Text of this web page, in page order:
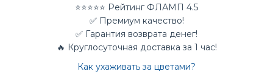
⭐⭐⭐⭐⭐ Рейтинг ФЛАМП 4.5
✅ Премиум качество!
✅ Гарантия возврата денег!
🔥 Круглосуточная доставка за 1 час!
Как ухаживать за цветами?